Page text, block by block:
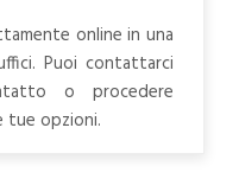
online in una
Puoi contattarci
o procedere
tue opzioni.